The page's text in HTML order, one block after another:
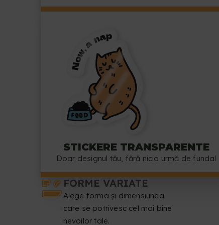
STICKERE TRANSPARENTE
Doar designul tău, fără nicio urmă de fundal
FORME VARIATE
Alege forma și dimensiunea
care se potrivesc cel mai bine
nevoilor tale.